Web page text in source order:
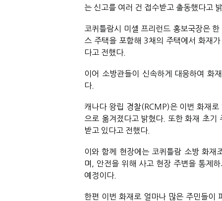
는 신고를 여러 건 접수받고 출동했다고
코퀴틀람시 미셸 프리런드 홍보국장은
스 주택을 포함해 3채의 주택에서 화재
다고 전했다.
이어 소방관들이 신속하게 대응하여 화
다.
캐나다 왕립 경찰(RCMP)은 이번 화재
으로 옮겨졌다고 밝혔다. 또한 화재 초
받고 있다고 전했다.
이와 함께 현장에는 코퀴틀람 소방 화재
며, 안전을 위해 사고 현장 주변을 통제
예정이다.
한편 이번 화재로 얼마나 많은 주민들이